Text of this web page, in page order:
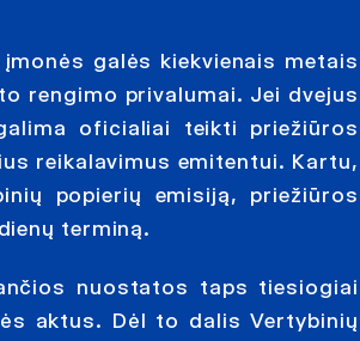
galės kiekvienais metais
rengimo privalumai. Jei dvejus
oficialiai teikti priežiūros
reikalavimus emitentui. Kartu,
popierių emisiją, priežiūros
terminą.
nuostatos taps tiesiogiai
aktus. Dėl to dalis Vertybinių